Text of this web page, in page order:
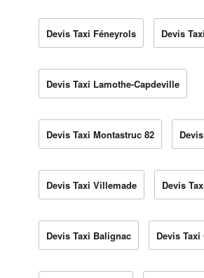
Devis Taxi Féneyrols Devis
Devis Taxi Lamothe-Capdeville
Devis Taxi Montastruc 82
Devis Taxi Villemade Devis
Devis Taxi Balignac Devis Taxi